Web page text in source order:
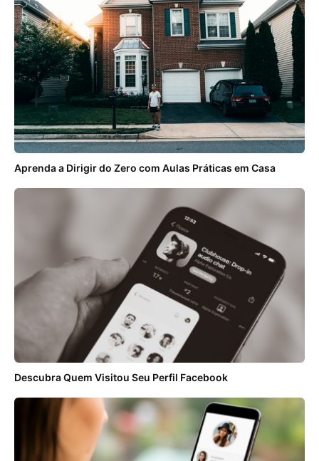
Aprenda a Dirigir do Zero com Aulas Práticas em Casa
Descubra Quem Visitou Seu Perfil Facebook